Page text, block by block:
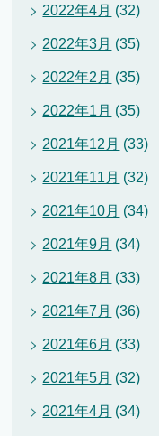
2022年4月 (32)
2022年3月 (35)
2022年2月 (35)
2022年1月 (35)
2021年12月 (33)
2021年11月 (32)
2021年10月 (34)
2021年9月 (34)
2021年8月 (33)
2021年7月 (36)
2021年6月 (33)
2021年5月 (32)
2021年4月 (34)